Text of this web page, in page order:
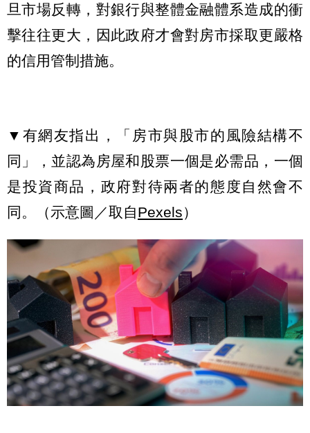
旦市場反轉，對銀行與整體金融體系造成的衝
擊往往更大，因此政府才會對房市採取更嚴格
的信用管制措施。
▼有網友指出，「房市與股市的風險結構不
同」，並認為房屋和股票一個是必需品，一個
是投資商品，政府對待兩者的態度自然會不
同。（示意圖／取自Pexels）